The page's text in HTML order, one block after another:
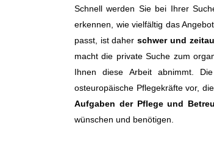
Schnell werden Sie bei Ihrer
erkennen, wie vielfältig das
passt, ist daherschwer und
macht die private Suche zum
Ihnen diese Arbeit abnimmt.
osteuropäische Pflegekräfte vor,
Aufgaben der Pflege und
wünschen und benötigen.